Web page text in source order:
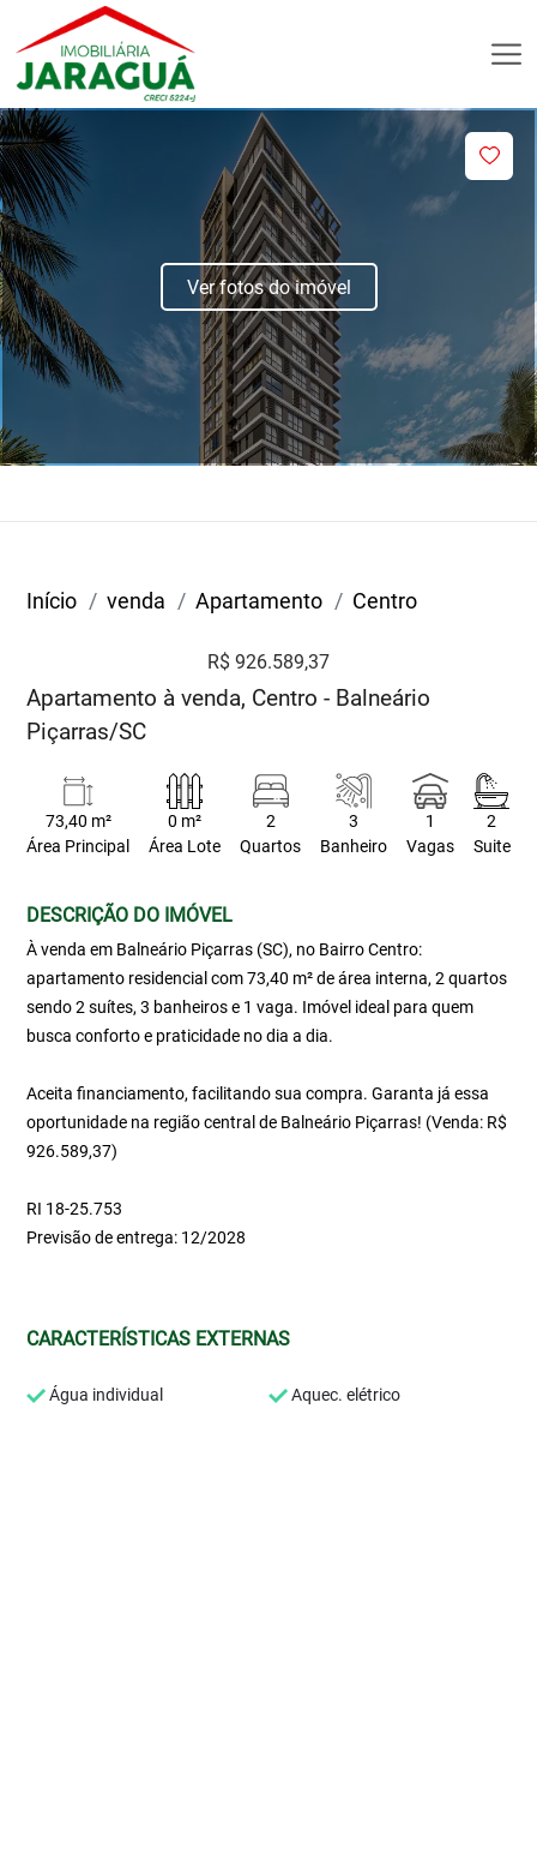
Ver fotos do imóvel
Início venda Apartamento Centro
R$ 926.589,37
Apartamento à venda, Centro - Balneário
Piçarras/SC
73,40 m²
Área Principal
0 m²
Área Lote
2
Quartos
3
Banheiro
1
Vagas
2
Suite
DESCRIÇÃO DO IMÓVEL
À venda em Balneário Piçarras (SC), no Bairro Centro:
apartamento residencial com 73,40 m² de área interna, 2 quartos
sendo 2 suítes, 3 banheiros e 1 vaga. Imóvel ideal para quem
busca conforto e praticidade no dia a dia.
Aceita financiamento, facilitando sua compra. Garanta já essa
oportunidade na região central de Balneário Piçarras! (Venda: R$
926.589,37)
RI 18-25.753
Previsão de entrega: 12/2028
CARACTERÍSTICAS EXTERNAS
Água individual Aquec. elétrico